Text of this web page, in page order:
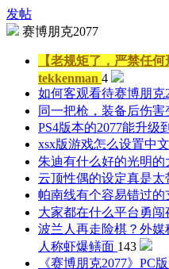
发帖
赛博朋克2077
【老规矩了，严禁任
tekkenman 4
如何客观看待赛博朋克
同一把枪，装备后伤害
PS4版本的2077能升级
xsx版游戏怎么设置中文
朱迪有什么好的光明的
云顶性偶的设定真是太
帕南线有个容易错过的
大家都在什么平台勇闯
波兰人再走险棋？外媒
人称虾爆鳝面 143
《赛博朋克2077》PC